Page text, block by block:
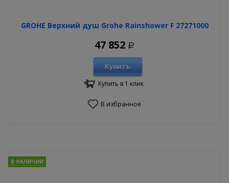
GROHE Верхний душ Grohe Rainshower F 27271000
47 852 Р
Купить
Купить в 1 клик
В избранное
В НАЛИЧИИ